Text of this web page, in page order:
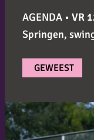
AGENDA • VR
Springen,
GEWEEST